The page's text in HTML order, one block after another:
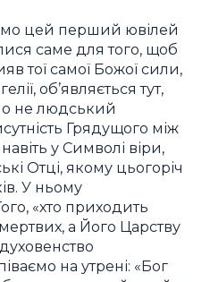
цей перший ювілей
саме для того, щоб
тої самої Божої сили,
об’являється тут,
не людський
Грядущого між
у Символі віри,
Отці, якому цьогоріч
У ньому
«хто приходить
а Його Царству
на утрені: «Бог